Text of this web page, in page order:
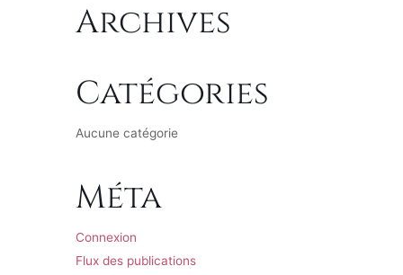
Archives
Catégories
Aucune catégorie
Méta
Connexion
Flux des publications